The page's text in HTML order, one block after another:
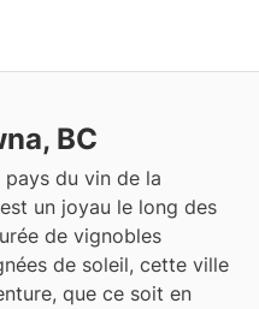
BC
du vin de la
un joyau le long des
de vignobles
de soleil, cette ville
que ce soit en